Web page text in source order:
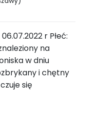
r Płeć:
na
w dniu
i chętny
się